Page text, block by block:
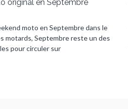
original en Septembre
moto en Septembre dans le
motards, Septembre reste un des
pour circuler sur